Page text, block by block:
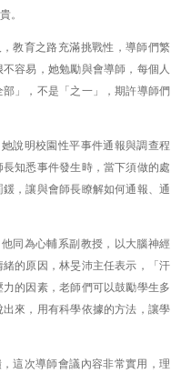
。
教育之路充滿挑戰性，導師們繁
容易，她勉勵與會導師，每個人
」，不是「之一」，期許導師們
說明校園性平事件通報與調查程
知悉事件發生時，當下須做的處
，讓與會師長瞭解如何通報、通
同為心輔系副教授，以大腦神經
的原因，林旻沛主任表示，「汗
的因素，老師們可以鼓勵學生多
來，用有科學依據的方法，讓學
這次導師會議內容非常實用，理